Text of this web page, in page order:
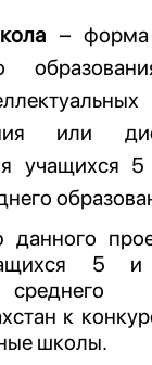
– форма
или
учащихся
5
к
школы.